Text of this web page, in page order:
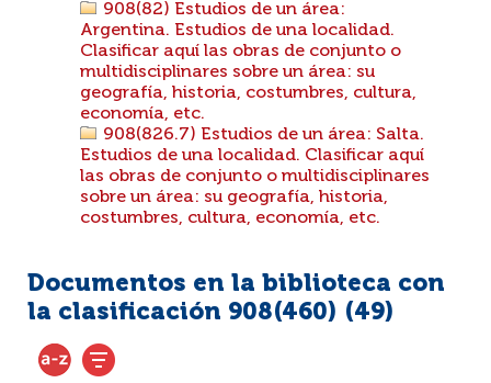
908(82) Estudios de un área:
Argentina. Estudios de una localidad.
Clasificar aquí las obras de conjunto o
multidisciplinares sobre un área: su
geografía, historia, costumbres, cultura,
economía, etc.
908(826.7) Estudios de un área: Salta.
Estudios de una localidad. Clasificar aquí
las obras de conjunto o multidisciplinares
sobre un área: su geografía, historia,
costumbres, cultura, economía, etc.
Documentos en la biblioteca con
la clasificación 908(460) (49)